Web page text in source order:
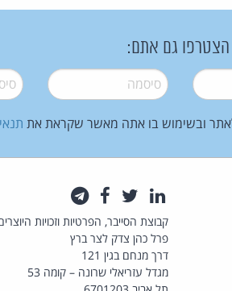
הצטרפו גם אתם:
סיסמה*
ובשימוש בו אתה מאשר שקראת את
לינקדאין
טוויטרפייסבוק
קבוצת הסייבר, הפרטיות וזכויות
פרל כהן צדק לצר ברץ
דרך מנחם בגין 121
מגדל עזריאלי שרונה – קומה 53